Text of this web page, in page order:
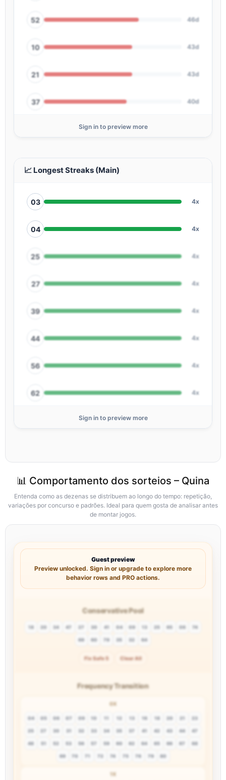
52 46d
10 43d
21 43d
37 40d
67 37d
Sign in to preview more
📈 Longest Streaks (Main)
03 4x
04 4x
25 4x
27 4x
39 4x
44 4x
56 4x
62 4x
Sign in to preview more
📊 Comportamento dos sorteios – Quina
Entenda como as dezenas se distribuem ao longo do tempo: repetição,
variações por concurso e padrões. Ideal para quem gosta de analisar antes
de montar jogos.
Guest preview
Preview unlocked. Sign in or upgrade to explore more
behavior rows and PRO actions.
Conservative Pool
18 20 34 47 27 30 41 04 09 13 25 65 06 74
69 60 79 35 32 64
Fix Safe 5 Clear All
Frequency Transition
0X
04 05 06 07 09 10 12 13 16 18 20 21 23
25 27 30 31 32 33 34 35 37 41 42 43 44 47
48 51 52 53 56 57 59 60 62 64 65 66 67 68
69 70 72 74 75 76 79 80
1X